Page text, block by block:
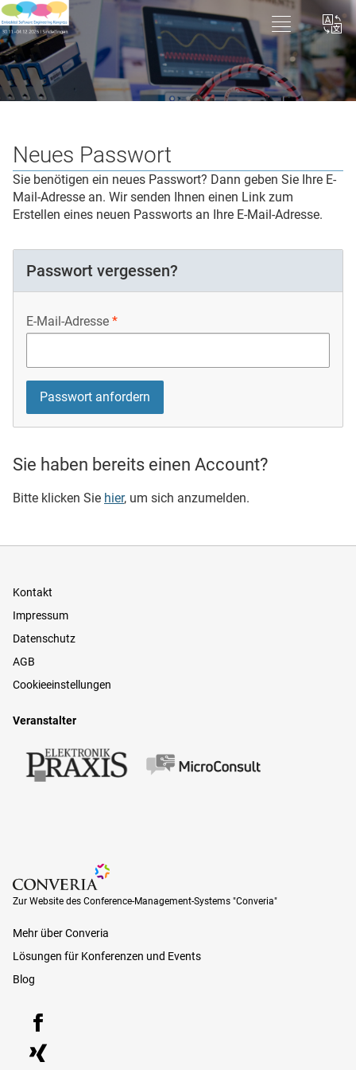
Neues Passwort
Sie benötigen ein neues Passwort? Dann geben Sie Ihre E-
Mail-Adresse an. Wir senden Ihnen einen Link zum
Erstellen eines neuen Passworts an Ihre E-Mail-Adresse.
Passwort vergessen?
E-Mail-Adresse
Sie haben bereits einen Account?
Bitte klicken Sie hier, um sich anzumelden.
Kontakt
Impressum
Datenschutz
AGB
Cookieeinstellungen
Veranstalter
Zur Website des Conference-Management-Systems "Converia"
Zur Website des Conference-Management-Systems "Converia"
Mehr über Converia
Lösungen für Konferenzen und Events
Blog